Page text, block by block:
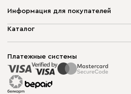
Информация для покупателей
О компании
Способы оплаты
Рассрочка и кредит
Гарантия
Карта сайта
Каталог
Корпусная мебель
Распродажа мебели
Платежные системы